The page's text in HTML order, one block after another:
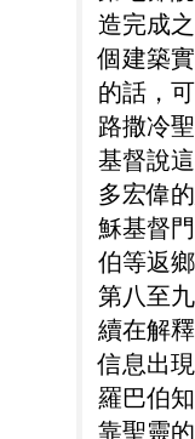
造完成
個建築
的話，
路撒冷
基督說
多宏偉
穌基督
伯等返
第八至
續在解
信息出
羅巴伯
靠聖靈